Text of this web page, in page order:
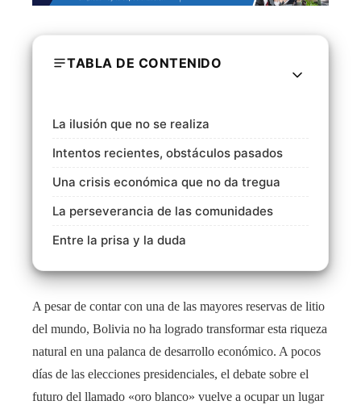
TABLA DE CONTENIDO
La ilusión que no se realiza
Intentos recientes, obstáculos pasados
Una crisis económica que no da tregua
La perseverancia de las comunidades
Entre la prisa y la duda
A pesar de contar con una de las mayores reservas de litio
del mundo, Bolivia no ha logrado transformar esta riqueza
natural en una palanca de desarrollo económico. A pocos
días de las elecciones presidenciales, el debate sobre el
futuro del llamado «oro blanco» vuelve a ocupar un lugar